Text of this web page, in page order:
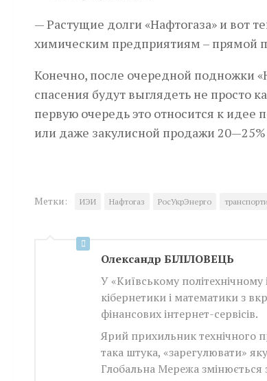
— Растущие долги «Нафтогаза» и вот
химическим предприятиям – прямой
Конечно, после очередной подножки
спасения будут выглядеть не просто
первую очередь это относится к
или даже закулисной продажи 20—25%
Метки: ИЭИ Нафтогаз РосУкрЭнерго
Олександр БІЛІЛОВЕЦЬ
У «Київському політехнічному
кібернетики і математики з
фінансових інтернет-сервісів.
Ярий прихильник технічного
така штука, «зарегулювати»
Глобальна Мережа змінюється